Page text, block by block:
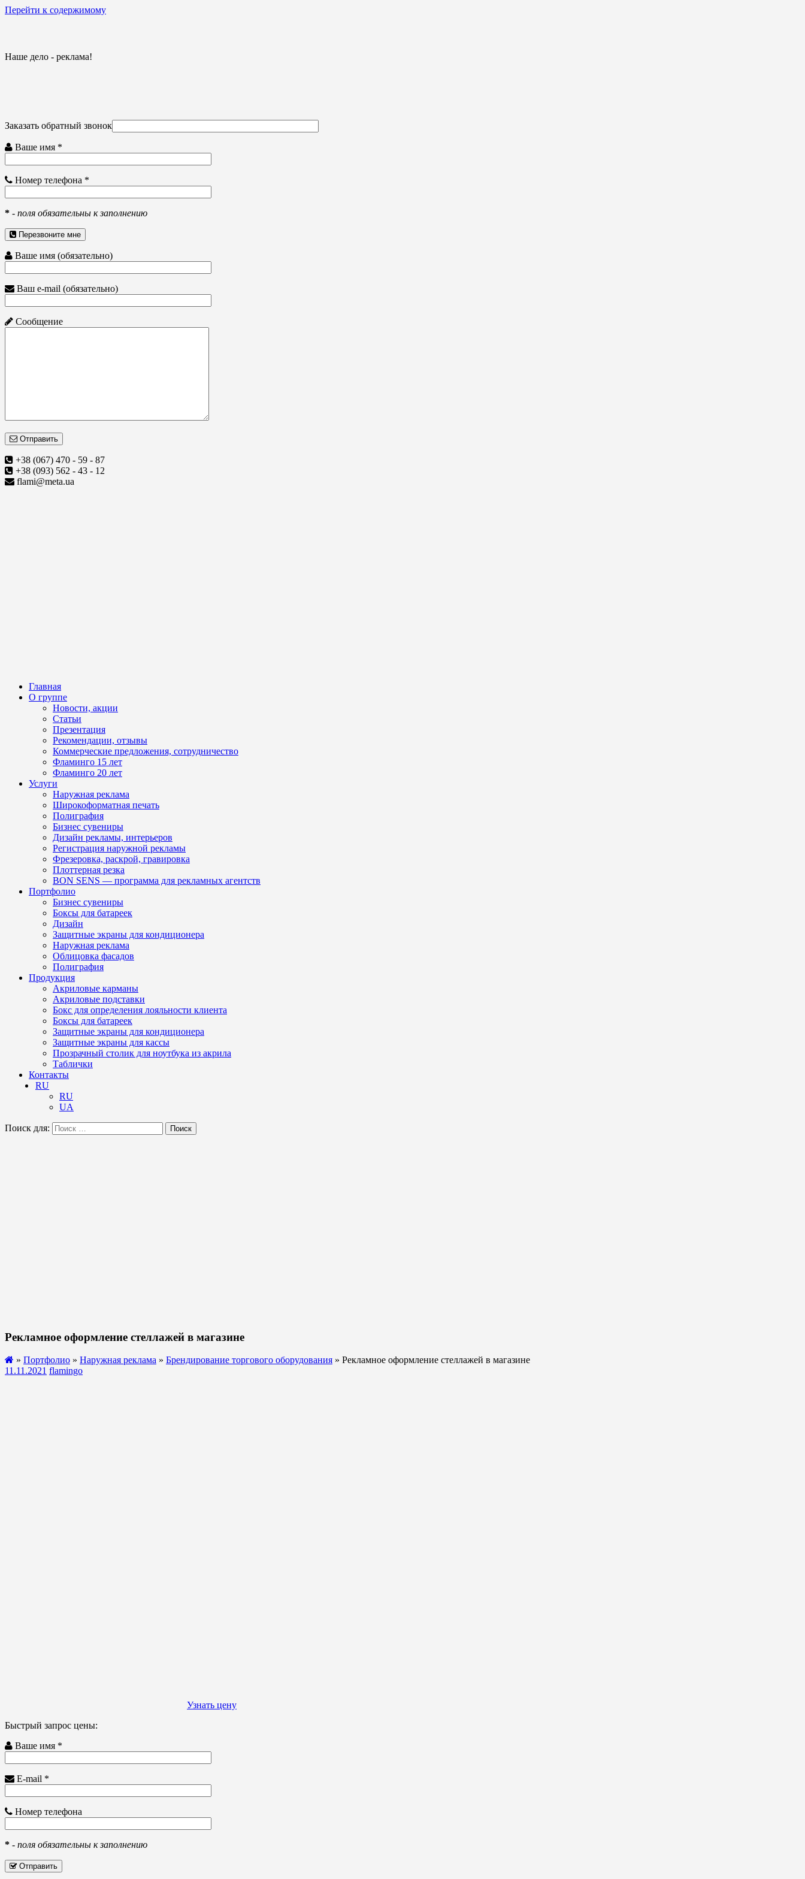
Перейти к содержимому
Наше дело - реклама!
Заказать обратный звонок
Ваше имя *
Номер телефона *
* - поля обязательны к заполнению
Перезвоните мне
Ваше имя (обязательно)
Ваш e-mail (обязательно)
Сообщение
Отправить
+38 (067) 470 - 59 - 87
+38 (093) 562 - 43 - 12
flami@meta.ua
Главная
О группе
Новости, акции
Статьи
Презентация
Рекомендации, отзывы
Коммерческие предложения, сотрудничество
Фламинго 15 лет
Фламинго 20 лет
Услуги
Наружная реклама
Широкоформатная печать
Полиграфия
Бизнес сувениры
Дизайн рекламы, интерьеров
Регистрация наружной рекламы
Фрезеровка, раскрой, гравировка
Плоттерная резка
BON SENS — программа для рекламных агентств
Портфолио
Бизнес сувениры
Боксы для батареек
Дизайн
Защитные экраны для кондиционера
Наружная реклама
Облицовка фасадов
Полиграфия
Продукция
Акриловые карманы
Акриловые подставки
Бокс для определения лояльности клиента
Боксы для батареек
Защитные экраны для кондиционера
Защитные экраны для кассы
Прозрачный столик для ноутбука из акрила
Таблички
Контакты
RU
RU
UA
Поиск для: Поиск
Рекламное оформление стеллажей в магазине
» Портфолио » Наружная реклама » Брендирование торгового оборудования » Рекламное оформление стеллажей в магазине
11.11.2021 flamingo
Узнать цену
Быстрый запрос цены:
Ваше имя *
E-mail *
Номер телефона
* - поля обязательны к заполнению
Отправить